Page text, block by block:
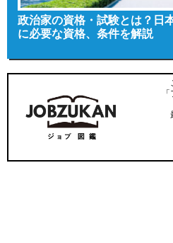
政治家の資格・試験とは？日
に必要な資格、条件を解説